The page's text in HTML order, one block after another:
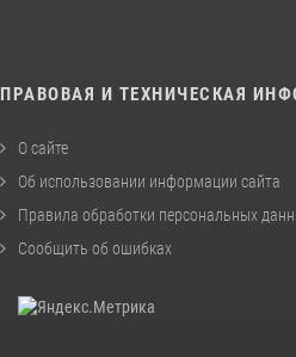
ПРАВОВАЯ И ТЕХНИЧЕСКАЯ
О сайте
Об использовании информации сайта
Правила обработки персональных
Сообщить об ошибках